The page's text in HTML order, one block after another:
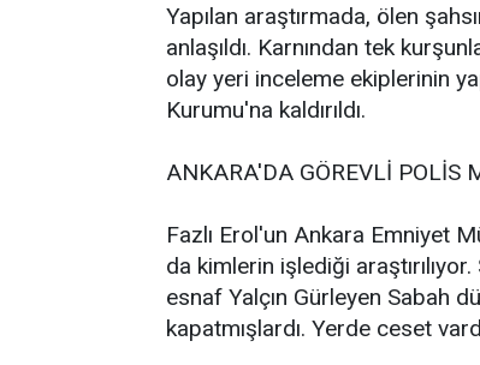
Yapılan araştırmada, ölen
anlaşıldı. Karnından tek
olay yeri inceleme ekiplerinin
Kurumu'na kaldırıldı.
ANKARA'DA GÖREVLİ POLİS
Fazlı Erol'un Ankara Emniyet
da kimlerin işlediği
esnaf Yalçın Gürleyen Sabah
kapatmışlardı. Yerde ceset